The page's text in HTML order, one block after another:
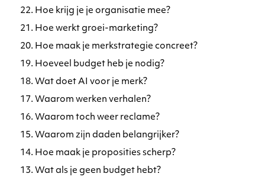
22. Hoe krijg je je organisatie mee?
21. Hoe werkt groei-marketing?
20. Hoe maak je merkstrategie concreet?
19. Hoeveel budget heb je nodig?
18. Wat doet AI voor je merk?
17. Waarom werken verhalen?
16. Waarom toch weer reclame?
15. Waarom zijn daden belangrijker?
14. Hoe maak je proposities scherp?
13. Wat als je geen budget hebt?